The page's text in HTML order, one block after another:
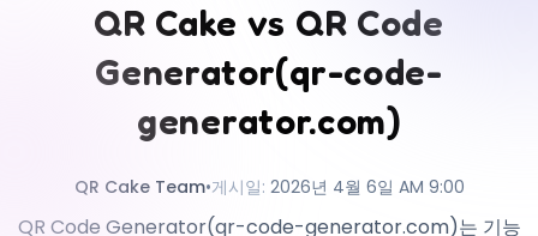
도움말
QR Cake vs QR Code
Generator(qr-code-
generator.com)
QR Cake Team•게시일: 2026년 4월 6일 AM 9:00
QR Code Generator(qr-code-generator.com)는 기능